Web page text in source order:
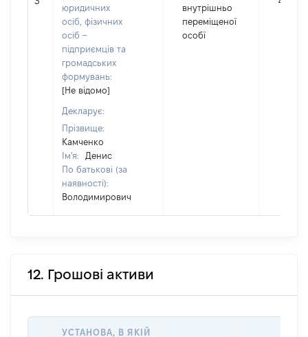
юридичних
осіб, фізичних
осіб –
підприємців та
громадських
формувань:
[Не відомо]
Декларує:
Прізвище:
Камченко
Ім'я:
Денис
По батькові (за
наявності):
Володимирович
внутрішньо
переміщеної
особї
12. Грошові активи
УСТАНОВА, В ЯКІЙ